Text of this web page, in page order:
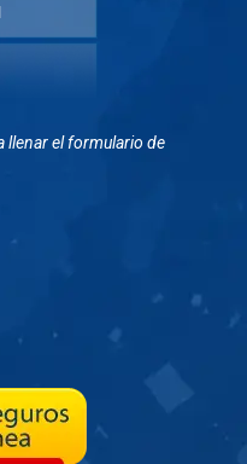
llenar el formulario de